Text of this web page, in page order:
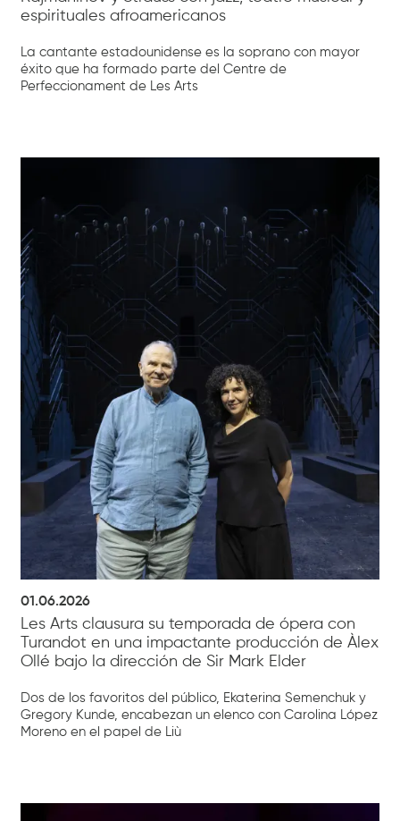
espirituales afroamericanos
La cantante estadounidense es la soprano con mayor
éxito que ha formado parte del Centre de
Perfeccionament de Les Arts
01.06.2026
Les Arts clausura su temporada de ópera con
Turandot en una impactante producción de Àlex
Ollé bajo la dirección de Sir Mark Elder
Dos de los favoritos del público, Ekaterina Semenchuk y
Gregory Kunde, encabezan un elenco con Carolina López
Moreno en el papel de Liù